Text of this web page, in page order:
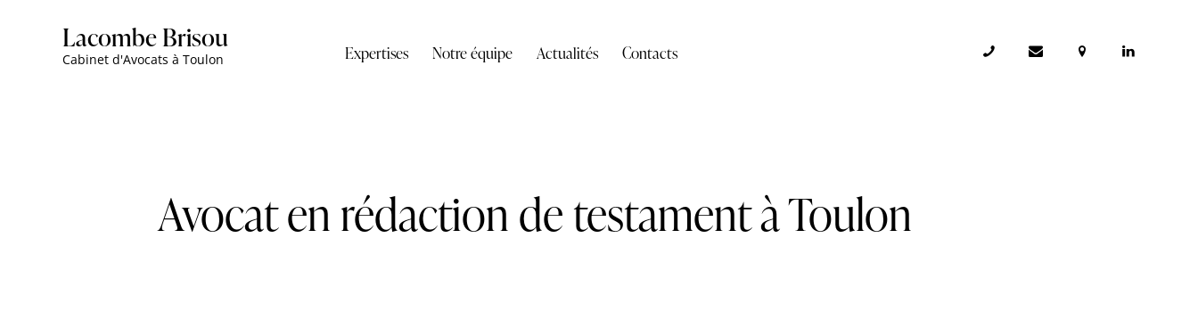
Lacombe Brisou
Cabinet d'Avocats à Toulon Expertises Notre équipe Actualités Contacts
Avocat en rédaction de testament à Toulon